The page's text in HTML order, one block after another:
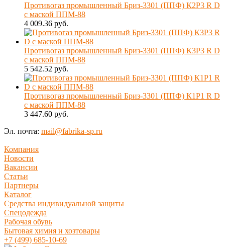
Противогаз промышленный Бриз-3301 (ППФ) К2Р3 R D
с маской ППМ-88
4 009.36 руб.
Противогаз промышленный Бриз-3301 (ППФ) К3Р3 R D
с маской ППМ-88
5 542.52 руб.
Противогаз промышленный Бриз-3301 (ППФ) К1Р1 R D
с маской ППМ-88
3 447.60 руб.
Эл. почта: mail@fabrika-sp.ru
Компания
Новости
Вакансии
Статьи
Партнеры
Каталог
Средства индивидуальной защиты
Спецодежда
Рабочая обувь
Бытовая химия и хозтовары
+7 (499) 685-10-69